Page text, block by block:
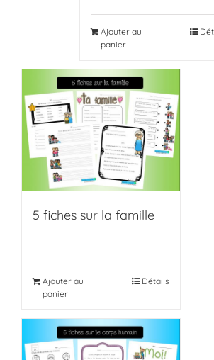
Ajouter au
panier
5 fiches sur la famille
Ajouter au
panier
Détails